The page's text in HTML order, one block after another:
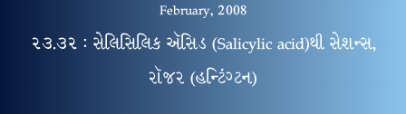
February, 2008
૨૩.૩૨ : સેલિસિલિક ઍસિડ (Salicylic acid)થી સેશન્સ,
રૉજર (હન્ટિંગ્ટન)